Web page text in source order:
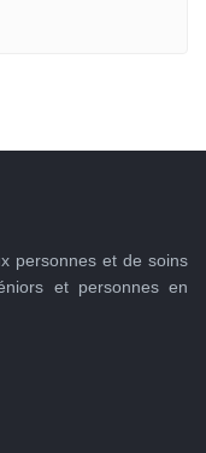
personnes et de soins
et personnes en